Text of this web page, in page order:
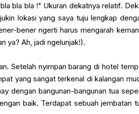
bla bla !" Ukuran dekatnya relatif.
lokasi yang saya tuju lengkap
bener ngerti harus mengarah
ya? Ah, jadi ngelunjak!).
Setelah nyimpan barang di hotel
yang sangat terkenal di kalangan
dengan bangunan-bangunan tua
baik. Terdapat sebuah jembatan